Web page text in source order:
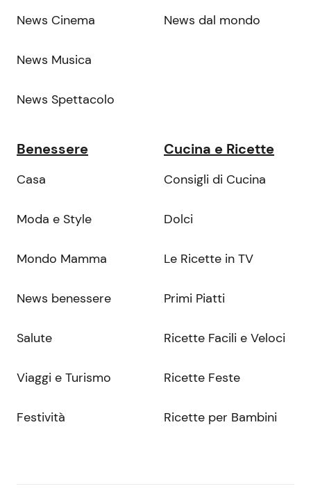
News Cinema
News Musica
News Spettacolo
News dal mondo
Benessere
Casa
Moda e Style
Mondo Mamma
News benessere
Salute
Viaggi e Turismo
Festività
Cucina e Ricette
Consigli di Cucina
Dolci
Le Ricette in TV
Primi Piatti
Ricette Facili e Veloci
Ricette Feste
Ricette per Bambini